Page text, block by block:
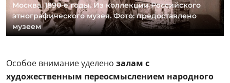
Москва. 1890-е годы. Из коллекции Российского
этнографического музея. Фото: предоставлено
музеем
Особое внимание уделено залам с
художественным переосмыслением народного